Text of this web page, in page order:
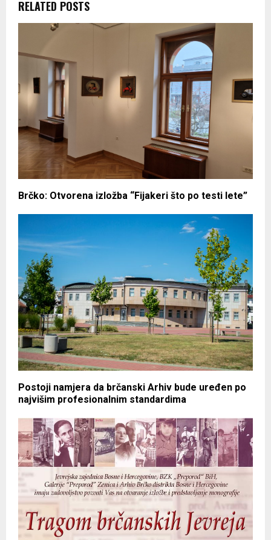
RELATED POSTS
Brčko: Otvorena izložba “Fijakeri što po testi lete”
Postoji namjera da brčanski Arhiv bude uređen po
najvišim profesionalnim standardima